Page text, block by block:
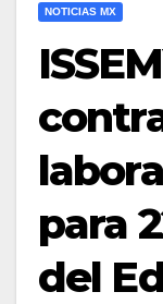
NOTICIAS MX
para
del